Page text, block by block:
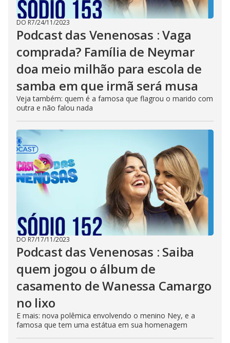
DO R7/24/11/2023
Podcast das Venenosas : Vaga
comprada? Família de Neymar
doa meio milhão para escola de
samba em que irmã será musa
Veja também: quem é a famosa que flagrou o marido com
outra e não falou nada
DO R7/17/11/2023
Podcast das Venenosas : Saiba
quem jogou o álbum de
casamento de Wanessa Camargo
no lixo
E mais: nova polêmica envolvendo o menino Ney, e a
famosa que tem uma estátua em sua homenagem